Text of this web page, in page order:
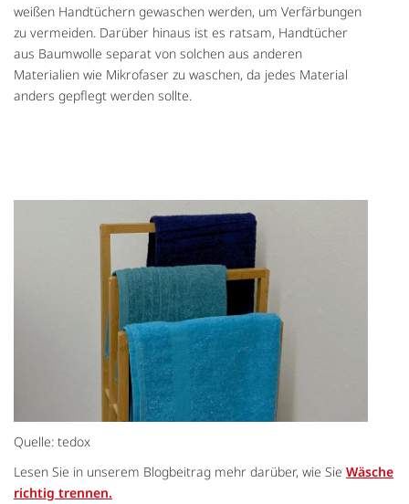
weißen Handtüchern gewaschen werden, um Verfärbungen
zu vermeiden. Darüber hinaus ist es ratsam, Handtücher
aus Baumwolle separat von solchen aus anderen
Materialien wie Mikrofaser zu waschen, da jedes Material
anders gepflegt werden sollte.
Quelle: tedox
Lesen Sie in unserem Blogbeitrag mehr darüber, wie Sie Wäsche
richtig trennen.